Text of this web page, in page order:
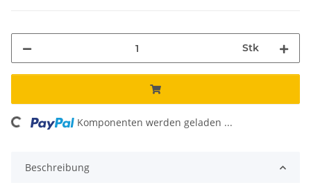
Stk
Komponenten werden geladen ...
Beschreibung